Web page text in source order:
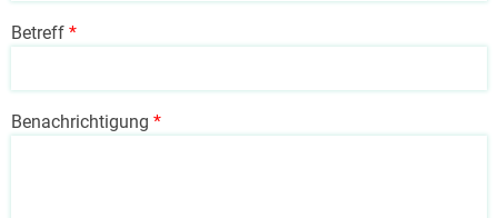
Betreff
Benachrichtigung